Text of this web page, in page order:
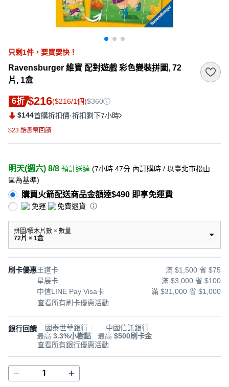
只剩1件， 要買要快！
Ravensburger 維寶 配對遊戲 彩色變裝拼圖, 72
片, 1盒
6折 $216($216/1個)$360
$144首購折扣價·折扣剩下7小時
$23 酷澎幣回饋
明天(週六) 8/8 預計送達 (7小時 47分 內訂購時 / 以臺北市松山
區為基準)
購買火箭配送商品金額達$490 即享免運費
免運 免費退貨
拼圖/積木片數 × 數量
72片 × 1盒
刷卡優惠王道卡
滿 $1,500 省 $75
星展卡
滿 $3,000 省 $100
中信LINE Pay Visa卡
滿 $31,000 省 $1,000
查看所有刷卡優惠活動
銀行回饋
國泰世華銀行
最高 3.3%小樹點
中國信託銀行
最高 $500刷卡金
查看所有銀行優惠活動